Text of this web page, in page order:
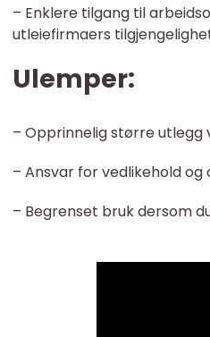
– Enklere tilgang til
utleiefirmaers
Ulemper:
– Opprinnelig større utlegg
– Ansvar for vedlikehold
– Begrenset bruk dersom